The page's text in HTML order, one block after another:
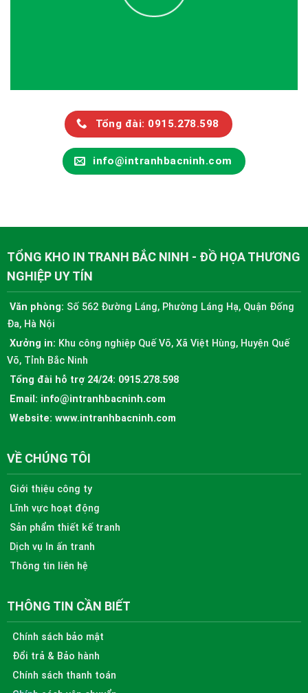
Tổng đài: 0915.278.598
info@intranhbacninh.com
TỔNG KHO IN TRANH BẮC NINH - ĐỒ HỌA THƯƠNG
NGHIỆP UY TÍN
Văn phòng: Số 562 Đường Láng, Phường Láng Hạ, Quận Đống
Đa, Hà Nội
Xưởng in: Khu công nghiệp Quế Võ, Xã Việt Hùng, Huyện Quế
Võ, Tỉnh Bắc Ninh
Tổng đài hỗ trợ 24/24: 0915.278.598
Email: info@intranhbacninh.com
Website: www.intranhbacninh.com
VỀ CHÚNG TÔI
Giới thiệu công ty
Lĩnh vực hoạt động
Sản phẩm thiết kế tranh
Dịch vụ In ấn tranh
Thông tin liên hệ
THÔNG TIN CẦN BIẾT
Chính sách bảo mật
Đổi trả & Bảo hành
Chính sách thanh toán